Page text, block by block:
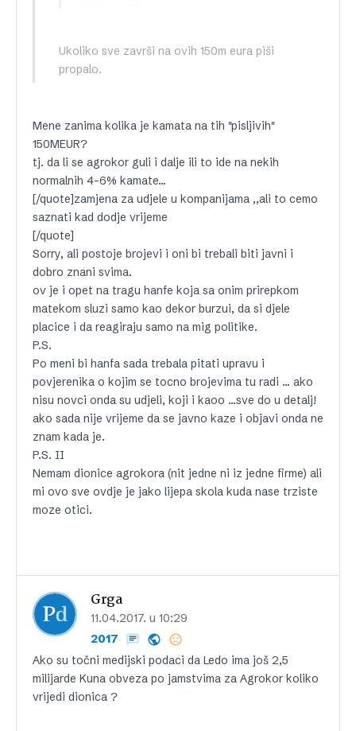
Ukoliko sve završi na ovih 150m eura piši
propalo.
Mene zanima kolika je kamata na tih "pisljivih"
150MEUR?
tj. da li se agrokor guli i dalje ili to ide na nekih
normalnih 4-6% kamate…
[/quote]zamjena za udjele u kompanijama ,,ali to cemo
saznati kad dodje vrijeme
[/quote]
Sorry, ali postoje brojevi i oni bi trebali biti javni i
dobro znani svima.
ov je i opet na tragu hanfe koja sa onim prirepkom
matekom sluzi samo kao dekor burzui, da si djele
placice i da reagiraju samo na mig politike.
P.S.
Po meni bi hanfa sada trebala pitati upravu i
povjerenika o kojim se tocno brojevima tu radi … ako
nisu novci onda su udjeli, koji i kaoo …sve do u detalj!
ako sada nije vrijeme da se javno kaze i objavi onda ne
znam kada je.
P.S. II
Nemam dionice agrokora (nit jedne ni iz jedne firme) ali
mi ovo sve ovdje je jako lijepa skola kuda nase trziste
moze otici.
Grga
11.04.2017. u 10:29
2017
Ako su točni medijski podaci da Ledo ima još 2,5
milijarde Kuna obveza po jamstvima za Agrokor koliko
vrijedi dionica ?